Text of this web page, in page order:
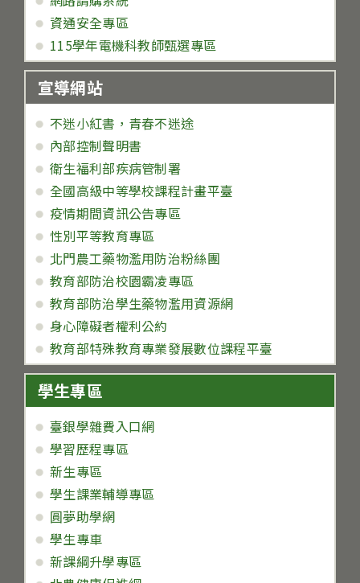
資通安全專區
115學年電機科教師甄選專區
宣導網站
不迷小紅書，青春不迷途
內部控制聲明書
衛生福利部疾病管制署
全國高級中等學校課程計畫平臺
疫情期間資訊公告專區
性別平等教育專區
北門農工藥物濫用防治粉絲團
教育部防治校園霸凌專區
教育部防治學生藥物濫用資源網
身心障礙者權利公約
教育部特殊教育專業發展數位課程平臺
學生專區
臺銀學雜費入口網
學習歷程專區
新生專區
學生課業輔導專區
圓夢助學網
學生專車
新課綱升學專區